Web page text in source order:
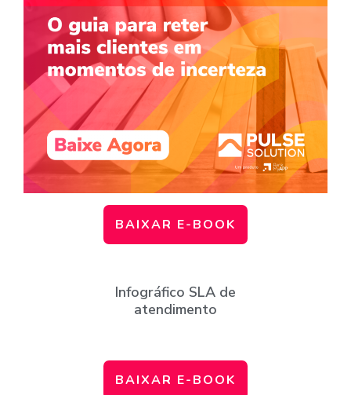
BAIXAR E-BOOK
Infográfico SLA de
atendimento
BAIXAR E-BOOK